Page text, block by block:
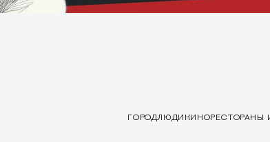
ГОРОДЛЮДИ КИНОРЕСТОРАНЫ